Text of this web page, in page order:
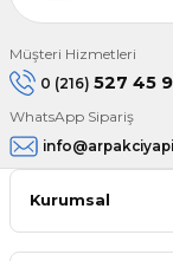
Müşteri Hizmetleri
0 (216) 527 45
WhatsApp Sipariş
Kurumsal